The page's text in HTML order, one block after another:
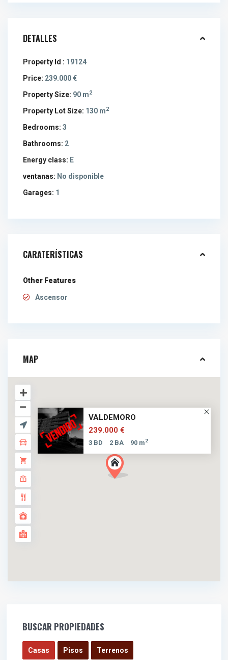
DETALLES
Property Id : 19124
Price: 239.000 €
Property Size: 90 m2
Property Lot Size: 130 m2
Bedrooms: 3
Bathrooms: 2
Energy class: E
ventanas: No disponible
Garages: 1
CARATERÍSTICAS
Other Features
Ascensor
MAP
VALDEMORO
239.000 €
3 BD 2 BA 90 m2
BUSCAR PROPIEDADES
Casas Pisos Terrenos